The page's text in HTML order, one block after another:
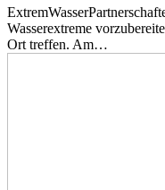
Wasserextreme
Ort treffen. Am…